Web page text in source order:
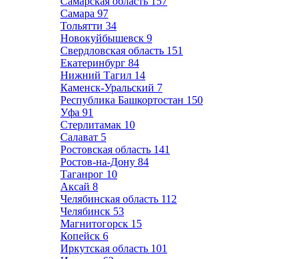
Самара 97
Тольятти 34
Новокуйбышевск 9
Свердловская область 151
Екатеринбург 84
Нижний Тагил 14
Каменск-Уральский 7
Республика Башкортостан 150
Уфа 91
Стерлитамак 10
Салават 5
Ростовская область 141
Ростов-на-Дону 84
Таганрог 10
Аксай 8
Челябинская область 112
Челябинск 53
Магнитогорск 15
Копейск 6
Иркутская область 101